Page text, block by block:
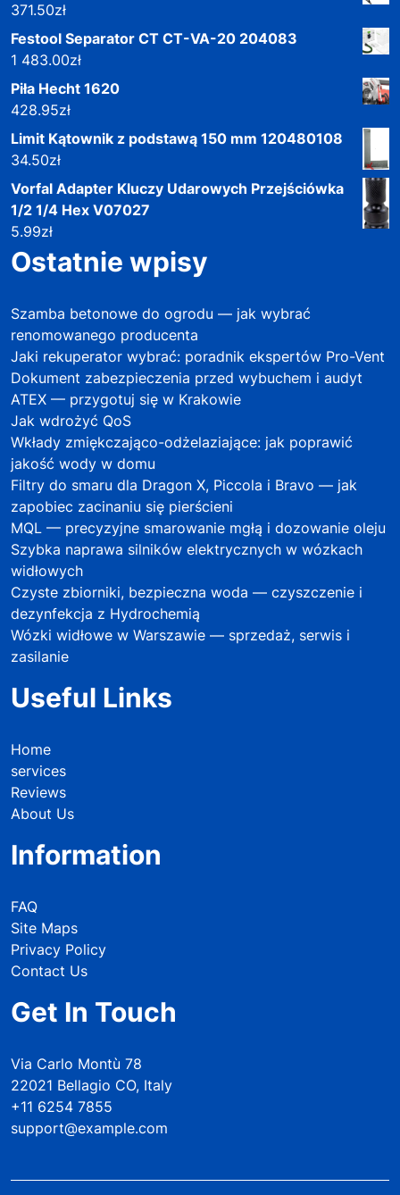
371.50zł
Festool Separator CT CT-VA-20 204083
1 483.00zł
Piła Hecht 1620
428.95zł
Limit Kątownik z podstawą 150 mm 120480108
34.50zł
Vorfal Adapter Kluczy Udarowych Przejściówka
1/2 1/4 Hex V07027
5.99zł
Ostatnie wpisy
Szamba betonowe do ogrodu — jak wybrać
renomowanego producenta
Jaki rekuperator wybrać: poradnik ekspertów Pro-Vent
Dokument zabezpieczenia przed wybuchem i audyt
ATEX — przygotuj się w Krakowie
Jak wdrożyć QoS
Wkłady zmiękczająco-odżelaziające: jak poprawić
jakość wody w domu
Filtry do smaru dla Dragon X, Piccola i Bravo — jak
zapobiec zacinaniu się pierścieni
MQL — precyzyjne smarowanie mgłą i dozowanie oleju
Szybka naprawa silników elektrycznych w wózkach
widłowych
Czyste zbiorniki, bezpieczna woda — czyszczenie i
dezynfekcja z Hydrochemią
Wózki widłowe w Warszawie — sprzedaż, serwis i
zasilanie
Useful Links
Home
services
Reviews
About Us
Information
FAQ
Site Maps
Privacy Policy
Contact Us
Get In Touch
Via Carlo Montù 78
22021 Bellagio CO, Italy
+11 6254 7855
support@example.com